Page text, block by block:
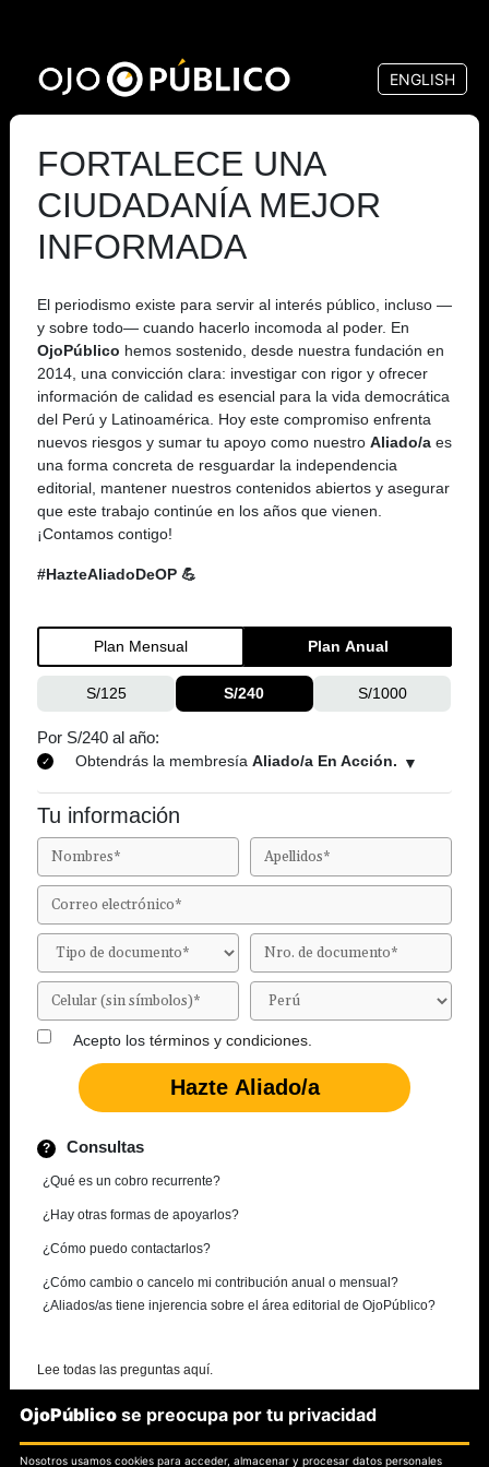
contenido
principal
ENGLISH
FORTALECE UNA
CIUDADANÍA MEJOR
INFORMADA
El periodismo existe para servir al interés público, incluso —
y sobre todo— cuando hacerlo incomoda al poder. En
OjoPúblico hemos sostenido, desde nuestra fundación en
2014, una convicción clara: investigar con rigor y ofrecer
información de calidad es esencial para la vida democrática
del Perú y Latinoamérica. Hoy este compromiso enfrenta
nuevos riesgos y sumar tu apoyo como nuestro Aliado/a es
una forma concreta de resguardar la independencia
editorial, mantener nuestros contenidos abiertos y asegurar
que este trabajo continúe en los años que vienen.
¡Contamos contigo!
#HazteAliadoDeOP 💪
Plan Mensual Plan Anual
S/125 S/240 S/1000
Por S/240 al año:
Obtendrás la membresía Aliado/a En Acción.
Tu información
Acepto los términos y condiciones.
Consultas
¿Qué es un cobro recurrente?
¿Hay otras formas de apoyarlos?
¿Cómo puedo contactarlos?
¿Cómo cambio o cancelo mi contribución anual o mensual?
¿Aliados/as tiene injerencia sobre el área editorial de OjoPúblico?
Lee todas las preguntas aquí.
¿Necesitas más información?
OjoPúblico se preocupa por tu privacidad
Nosotros usamos cookies para acceder, almacenar y procesar datos personales